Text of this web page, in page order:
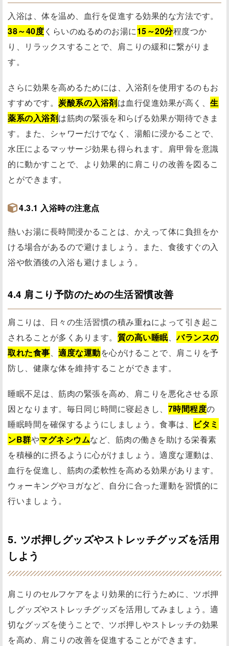
入浴は、体を温め、血行を促進する効果的な方法です。
38～40度くらいのぬるめのお湯に15～20分程度つか
り、リラックスすることで、肩こりの緩和に繋がりま
す。
さらに効果を高めるためには、入浴剤を使用するのもお
すすめです。 炭酸系の入浴剤は血行促進効果が高く、 生
薬系の入浴剤は筋肉の緊張を和らげる効果が期待できま
す。また、シャワーだけでなく、湯船に浸かることで、
水圧によるマッサージ効果も得られます。肩甲骨を意識
的に動かすことで、より効果的に肩こりの改善を図るこ
とができます。
4.3.1 入浴時の注意点
熱いお湯に長時間浸かることは、かえって体に負担をか
ける場合があるので避けましょう。また、食後すぐの入
浴や飲酒後の入浴も避けましょう。
4.4 肩こり予防のための生活習慣改善
肩こりは、日々の生活習慣の積み重ねによって引き起こ
されることが多くあります。 質の高い睡眠、バランスの
取れた食事、 適度な運動を心がけることで、肩こりを予
防し、健康な体を維持することができます。
睡眠不足は、筋肉の緊張を高め、肩こりを悪化させる原
因となります。毎日同じ時間に寝起きし、 7時間程度の
睡眠時間を確保するようにしましょう。食事は、
ビタミ
ンB群やマグネシウムなど、筋肉の働きを助ける栄養素
を積極的に摂るように心がけましょう。適度な運動は、
血行を促進し、筋肉の柔軟性を高める効果があります。
ウォーキングやヨガなど、自分に合った運動を習慣的に
行いましょう。
5. ツボ押しグッズやストレッチグッズを活用
しよう
肩こりのセルフケアをより効果的に行うために、ツボ押
しグッズやストレッチグッズを活用してみましょう。適
切なグッズを使うことで、ツボ押しやストレッチの効果
を高め、肩こりの改善を促進することができます。